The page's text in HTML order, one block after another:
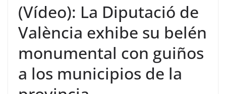
(Vídeo): La Diputació de
València exhibe su belén
monumental con guiños
a los municipios de la